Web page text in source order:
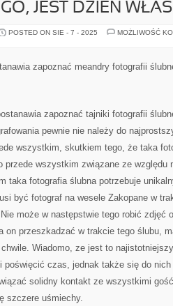
JEST DZIEŃ
POSTED ON SIE - 7 - 2025
MOŻLIWOŚĆ
zapoznać meandry fotografii
zapoznać tajniki fotografii
pewnie nie należy do
wszystkim, skutkiem tego, że taka
przede wszystkim związane ze względu
taka fotografia ślubna potrzebuje
być fotograf na wesele Zakopane w
może w następstwie tego robić zdjęć
on przeszkadzać w trakcie tego ślubu,
Wiadomo, ze jest to
poświęcić czas, jednak także się do
solidny kontakt ze wszystkimi
szczere uśmiechy.